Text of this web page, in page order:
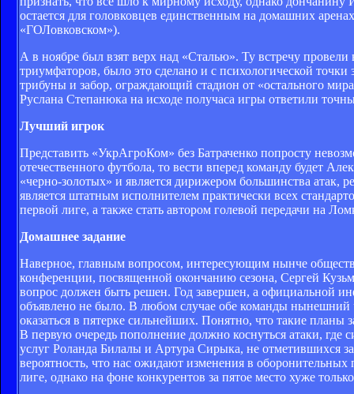
остается для головковцев единственным на домашних
«ГОЛовковском»).
А в ноябре был взят верх над «Сталью». Ту встречу
триумфаторов, было это сделано и с психологической
трибуны и забор, ограждающий стадион от «остального
Руслана Степанюка на исходе получаса игры ответили
Лучший игрок
Представить «УкрАгроКом» без Батраченко попросту
отечественного футбола, то вести вперед команду будет
«черно-золотых» и является дирижером большинства атак,
является штатным исполнителем практически всех
первой лиге, а также стать автором голевой передачи на
Домашнее задание
Наверное, главным вопросом, интересующим нынче
конференции, посвященной окончанию сезона, Сергей
вопрос должен быть решен. Год завершен, а официальной
объявлено не было. В любом случае обе команды нынешний
оказаться в пятерке сильнейших. Понятно, что такие
В первую очередь пополнение должно коснуться атаки, где
услуг Роланда Билалы и Артура Сирыка, не отметившихся
вероятность, что нас ожидают изменения в
лиге, однако на фоне конкурентов за пятое место хуже